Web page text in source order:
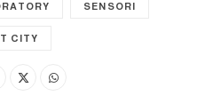
SENSORI
CITY